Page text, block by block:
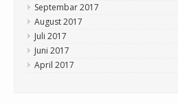
Septembar 2017
August 2017
Juli 2017
Juni 2017
April 2017